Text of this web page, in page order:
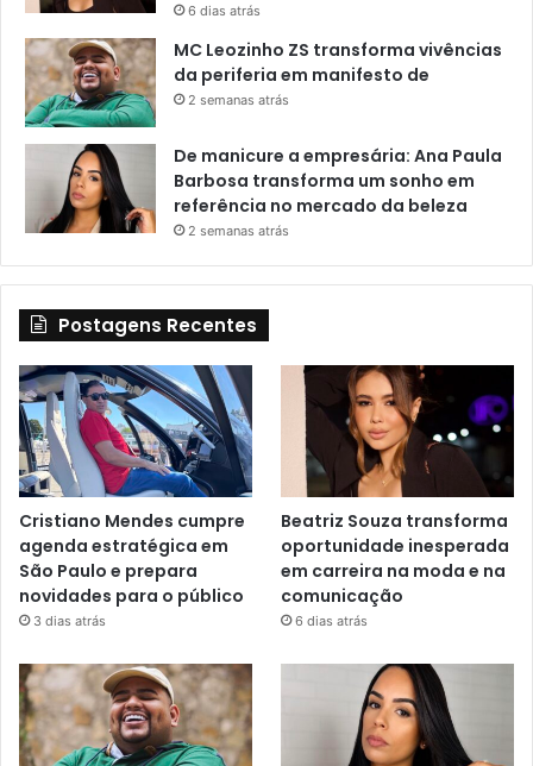
6 dias atrás
MC Leozinho ZS transforma vivências
da periferia em manifesto de
2 semanas atrás
De manicure a empresária: Ana Paula
Barbosa transforma um sonho em
referência no mercado da beleza
2 semanas atrás
Postagens Recentes
Cristiano Mendes cumpre
agenda estratégica em
São Paulo e prepara
novidades para o público
3 dias atrás
Beatriz Souza transforma
oportunidade inesperada
em carreira na moda e na
comunicação
6 dias atrás